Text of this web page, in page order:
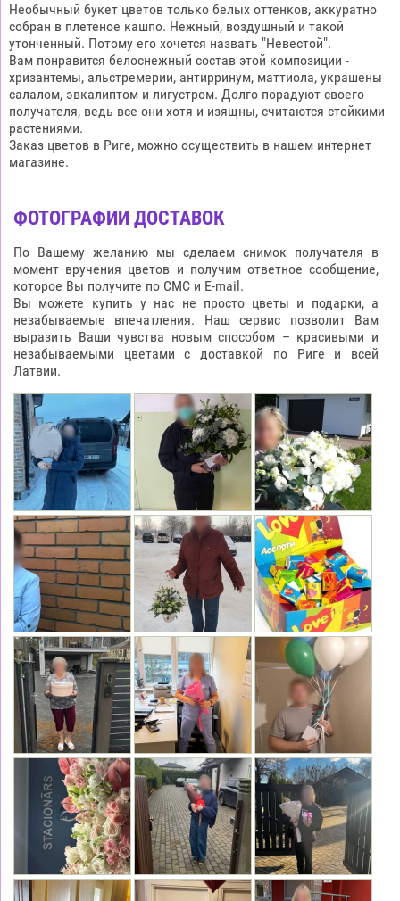
Необычный букет цветов только белых оттенков, аккуратно
собран в плетеное кашпо. Нежный, воздушный и такой
утонченный. Потому его хочется назвать "Невестой".
Вам понравится белоснежный состав этой композиции -
хризантемы, альстремерии, антирринум, маттиола, украшены
салалом, эвкалиптом и лигустром. Долго порадуют своего
получателя, ведь все они хотя и изящны, считаются стойкими
растениями.
Заказ цветов в Риге, можно осуществить в нашем интернет
магазине.
ФОТОГРАФИИ ДОСТАВОК
По Вашему желанию мы сделаем снимок получателя в
момент вручения цветов и получим ответное сообщение,
которое Вы получите по СМС и E-mail.
Вы можете купить у нас не просто цветы и подарки, а
незабываемые впечатления. Наш сервис позволит Вам
выразить Ваши чувства новым способом – красивыми и
незабываемыми цветами с доставкой по Риге и всей
Латвии.